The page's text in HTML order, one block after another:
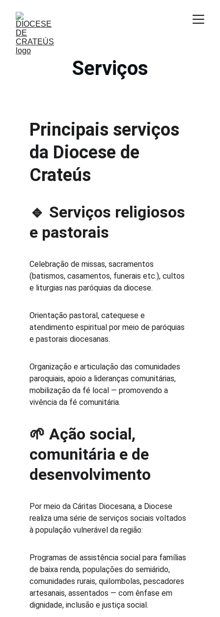
Serviços
Principais serviços
da Diocese de
Crateús
🔹 Serviços religiosos
e pastorais
Celebração de missas, sacramentos
(batismos, casamentos, funerais etc.), cultos
e liturgias nas paróquias da diocese.
Orientação pastoral, catequese e
atendimento espiritual por meio de paróquias
e pastorais diocesanas.
Organização e articulação das comunidades
paroquiais, apoio a lideranças comunitárias,
mobilização da fé local — promovendo a
vivência da fé comunitária.
🌱 Ação social,
comunitária e de
desenvolvimento
Por meio da Cáritas Diocesana, a Diocese
realiza uma série de serviços sociais voltados
à população vulnerável da região:
Programas de assistência social para famílias
de baixa renda, populações do semiárido,
comunidades rurais, quilombolas, pescadores
artesanais, assentados — com ênfase em
dignidade, inclusão e justiça social.